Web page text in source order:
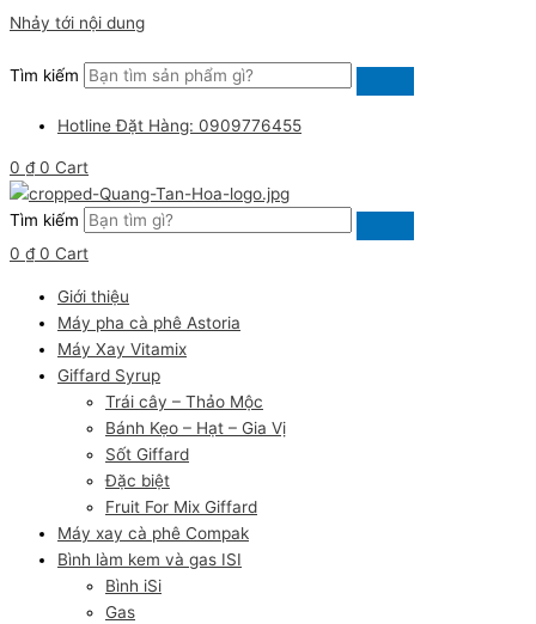
Nhảy tới nội dung
Tìm kiếm
Hotline Đặt Hàng: 0909776455
0 ₫ 0 Cart
Tìm kiếm
0 ₫ 0 Cart
Giới thiệu
Máy pha cà phê Astoria
Máy Xay Vitamix
Giffard Syrup
Trái cây – Thảo Mộc
Bánh Kẹo – Hạt – Gia Vị
Sốt Giffard
Đặc biệt
Fruit For Mix Giffard
Máy xay cà phê Compak
Bình làm kem và gas ISI
Bình iSi
Gas